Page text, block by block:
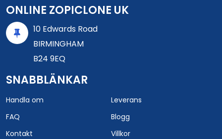
ONLINE ZOPICLONE UK
10 Edwards Road
BIRMINGHAM
B24 9EQ
SNABBLÄNKAR
Handla om
Leverans
FAQ
Blogg
Kontakt
Villkor